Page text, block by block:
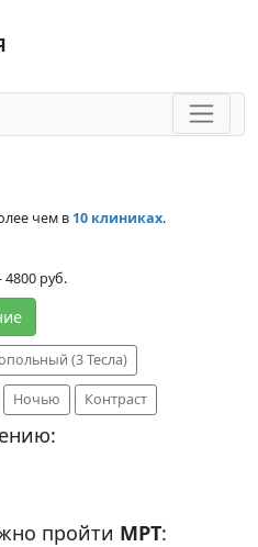
чем в 10 клиниках.
руб.
(3 Тесла)
Ночью Контраст
пройти МРТ: